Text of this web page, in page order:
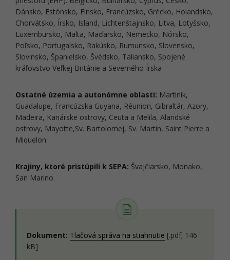
Dánsko, Estónsko, Fínsko, Francúzsko, Grécko, Holandsko,
Chorvátsko, Írsko, Island, Lichtenštajnsko, Litva, Lotyšsko,
Luxembursko, Malta, Maďarsko, Nemecko, Nórsko,
Poľsko, Portugalsko, Rakúsko, Rumunsko, Slovensko,
Slovinsko, Španielsko, Švédsko, Taliansko, Spojené
kráľovstvo Veľkej Británie a Severného Írska
Ostatné územia a autonómne oblasti: Martinik,
Guadalupe, Francúzska Guyana, Réunion, Gibraltár, Azory,
Madeira, Kanárske ostrovy, Ceuta a Melila, Alandské
ostrovy, Mayotte,Sv. Bartolomej, Sv. Martin, Saint Pierre a
Miquelon.
Krajiny, ktoré pristúpili k SEPA: Švajčiarsko, Monako,
San Marino.
Dokument: Tlačová správa na stiahnutie [.pdf; 146
kB]